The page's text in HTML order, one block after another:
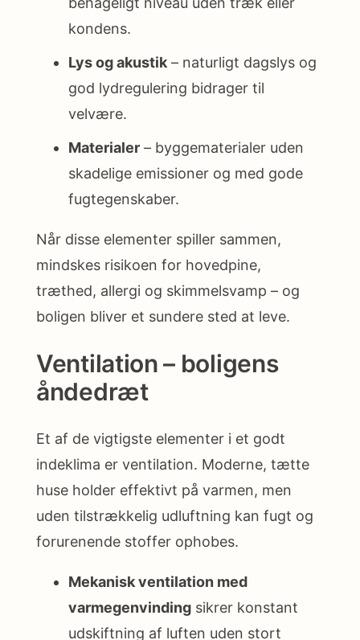
kondens.
Lys og akustik – naturligt dagslys og
god lydregulering bidrager til
velvære.
Materialer – byggematerialer uden
skadelige emissioner og med gode
fugtegenskaber.
Når disse elementer spiller sammen,
mindskes risikoen for hovedpine,
træthed, allergi og skimmelsvamp – og
boligen bliver et sundere sted at leve.
Ventilation – boligens
åndedræt
Et af de vigtigste elementer i et godt
indeklima er ventilation. Moderne, tætte
huse holder effektivt på varmen, men
uden tilstrækkelig udluftning kan fugt og
forurenende stoffer ophobes.
Mekanisk ventilation med
varmegenvinding sikrer konstant
udskiftning af luften uden stort